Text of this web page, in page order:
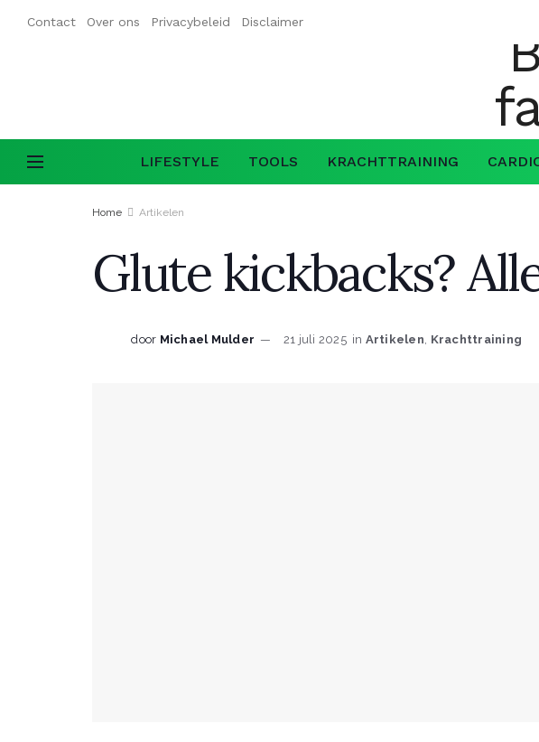
Contact Over ons Privacybeleid Disclaimer
LIFESTYLE TOOLS KRACHTTRAINING
Home Artikelen
Glute kickbacks?
door Michael Mulder 21 juli 2025 in Artikelen, Krachttraining